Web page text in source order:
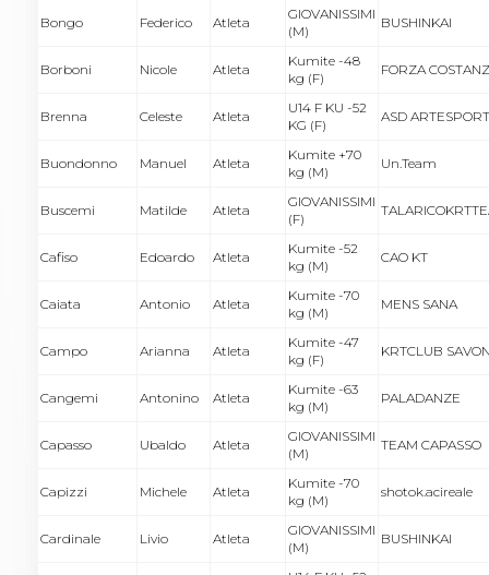
Bongo Federico Atleta
GIOVANISSIMI
(M)
BUSHINKAI
Borboni Nicole Atleta
Kumite -48
kg (F)
FORZA
Brenna Celeste Atleta
U14 F KU -52
KG (F)
ASD ARTESPORT
Buondonno Manuel Atleta
Kumite +70
kg (M)
Un.Team
Buscemi Matilde Atleta
GIOVANISSIMI
(F)
Cafiso Edoardo Atleta
Kumite -52
kg (M)
CAO KT
Caiata Antonio Atleta
Kumite -70
kg (M)
MENS SANA
Campo Arianna Atleta
Kumite -47
kg (F)
KRTCLUB
Cangemi Antonino Atleta
Kumite -63
kg (M)
PALADANZE
Capasso Ubaldo Atleta
GIOVANISSIMI
(M)
TEAM CAPASSO
Capizzi Michele Atleta
Kumite -70
kg (M)
shotok.acireale
Cardinale Livio Atleta
GIOVANISSIMI
(M)
BUSHINKAI